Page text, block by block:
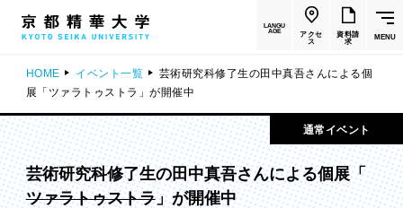
LANGU
AGE
アクセ
ス
資料請
求
MENU
HOME イベント一覧
芸術研究科修了生の田中真吾さんによる個
展「ツァラトゥストラ」が開催中
通常イベント
芸術研究科修了生の田中真吾さんによる個展「
ツァラトゥストラ」が開催中